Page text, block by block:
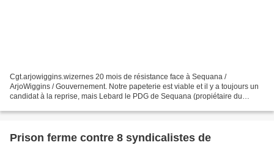
Cgt.arjowiggins.wizernes 20 mois de résistance face à Sequana /
ArjoWiggins / Gouvernement. Notre papeterie est viable et il y a toujours un
candidat à la reprise, mais Lebard le PDG de Sequana (propiétaire du
Prison ferme contre 8 syndicalistes de